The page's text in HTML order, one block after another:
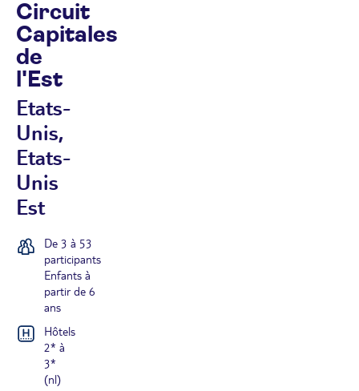
Circuit
Capitales
de
l'Est
Etats-
Unis,
Etats-
Unis
Est
De 3 à 53
participants
Enfants à
partir de 6
ans
Hôtels
2* à
3*
(nl)